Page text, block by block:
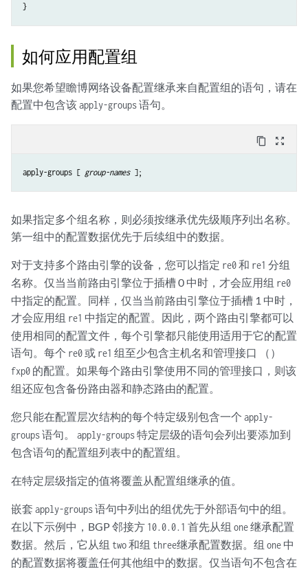
}
如何应用配置组
如果您希望瞻博网络设备配置继承来自配置组的语句，请在
配置中包含该apply-groups语句。
content_copy zoom_out_map
apply-groups [ group-names
如果指定多个组名称，则必须按继承优先级顺序列出名称。
第一组中的配置数据优先于后续组中的数据。
对于支持多个路由引擎的设备，您可以指定 re0和 re1 分组
名称。仅当当前路由引擎位于插槽 0 中时，才会应用组 re0
中指定的配置。同样，仅当当前路由引擎位于插槽 1 中时，
才会应用组 re1 中指定的配置。因此，两个路由引擎都可以
使用相同的配置文件，每个引擎都只能使用适用于它的配置
语句。每个 re0或 re1 组至少包含主机名和管理接口 （）
fxp0 的配置。如果每个路由引擎使用不同的管理接口，则该
组还应包含备份路由器和静态路由的配置。
您只能在配置层次结构的每个特定级别包含一个 apply-
groups语句。 apply-groups特定层级的语句会列出要添加到
包含语句的配置组列表中的配置组。
在特定层级指定的值将覆盖从配置组继承的值。
嵌套 apply-groups语句中列出的组优先于外部语句中的组。
在以下示例中，BGP 邻接方 10.0.0.1 首先从组 one继承配置
数据。然后，它从组 two和组 three继承配置数据。组 one 中
的配置数据将覆盖任何其他组中的数据。仅当语句不包含在